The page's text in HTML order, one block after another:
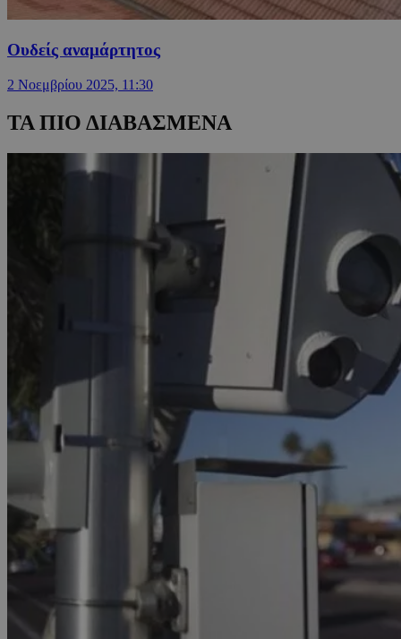
Ουδείς αναμάρτητος
2 Νοεμβρίου 2025, 11:30
ΤΑ ΠΙΟ ΔΙΑΒΑΣΜΕΝΑ